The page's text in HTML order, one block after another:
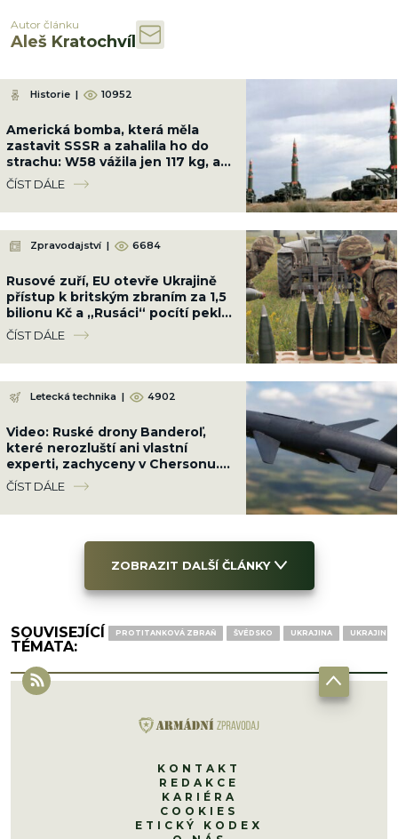
Autor článku
Aleš Kratochvíl
Historie | 10952
Americká bomba, která měla
zastavit SSSR a zahalila ho do
strachu: W58 vážila jen 117 kg, ale
měla sílu 200 kilotun
ČÍST DÁLE
Zpravodajství | 6684
Rusové zuří, EU otevře Ukrajině
přístup k britským zbraním za 1,5
bilionu Kč a „Rusáci“ pocítí peklo
na zemi
ČÍST DÁLE
Letecká technika | 4902
Video: Ruské drony Banderoľ,
které nerozluští ani vlastní
experti, zachyceny v Chersonu.
Ukrajinci se proti ni neumí bránit
ČÍST DÁLE
ZOBRAZIT DALŠÍ ČLÁNKY
SOUVISEJÍCÍ
TÉMATA:
PROTITANKOVÁ ZBRAŇ ŠVÉDSKO UKRAJINA
KONTAKT
REDAKCE
KARIÉRA
COOKIES
ETICKÝ KODEX